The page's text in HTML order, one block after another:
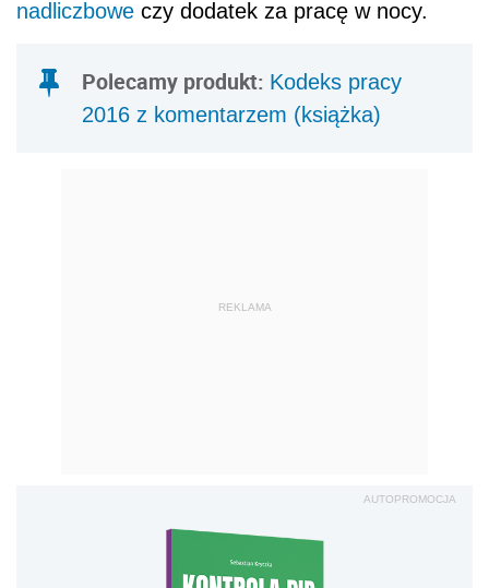
nadliczbowe czy dodatek za pracę w nocy.
Polecamy produkt: Kodeks pracy
2016 z komentarzem (książka)
REKLAMA
AUTOPROMOCJA